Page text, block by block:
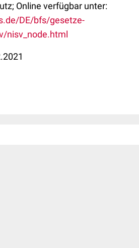
Online verfügbar unter:
DE/bfs/gesetze-
nisv_node.html